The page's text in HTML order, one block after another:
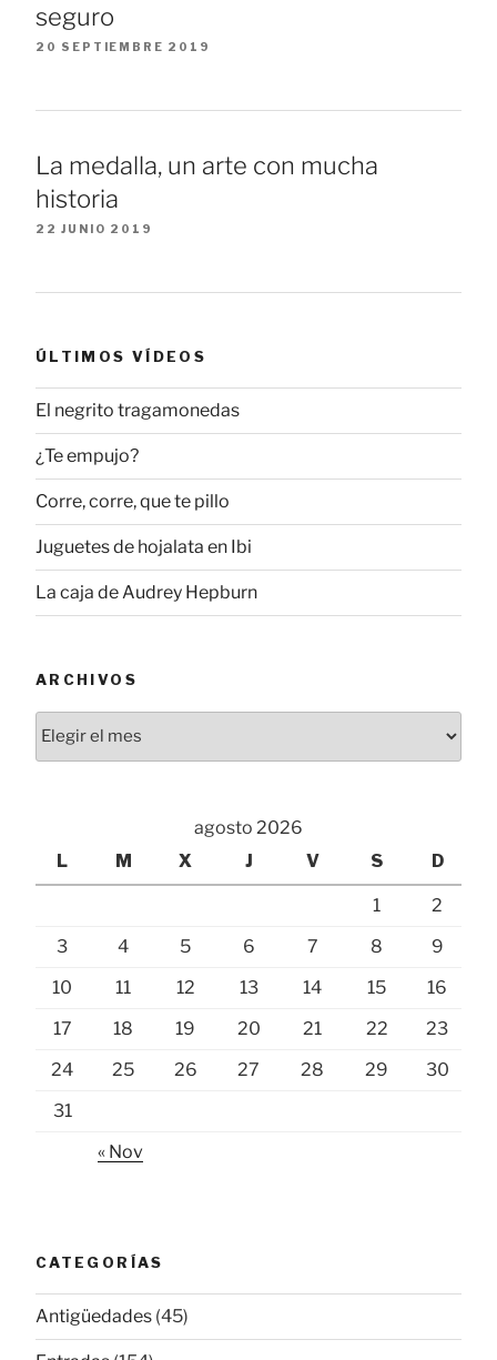
seguro
20 SEPTIEMBRE 2019
La medalla, un arte con mucha
historia
22 JUNIO 2019
ÚLTIMOS VÍDEOS
El negrito tragamonedas
¿Te empujo?
Corre, corre, que te pillo
Juguetes de hojalata en Ibi
La caja de Audrey Hepburn
ARCHIVOS
agosto 2026
L
M X J V S D
1
2
3
4 5 6 7 8
9
10
11 12 13 14 15
16
17
18 19 20 21 22
23
24
25 26 27 28 29
30
31
« Nov
CATEGORÍAS
Antigüedades (45)